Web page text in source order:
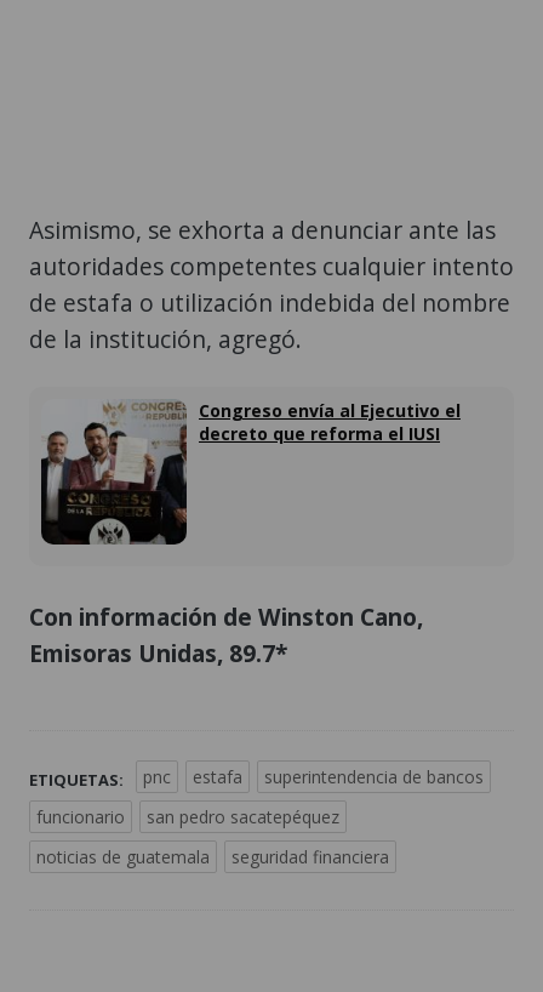
Asimismo, se exhorta a denunciar ante las
autoridades competentes cualquier intento
de estafa o utilización indebida del nombre
de la institución, agregó.
Congreso envía al Ejecutivo el
decreto que reforma el IUSI
Con información de Winston Cano,
Emisoras Unidas, 89.7*
ETIQUETAS: pnc estafa
superintendencia de bancos
funcionario
san pedro sacatepéquez
noticias de guatemala
seguridad financiera